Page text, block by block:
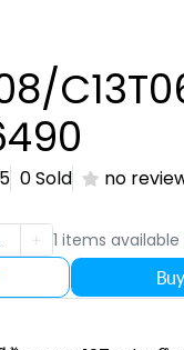
0 Sold no
1 items available